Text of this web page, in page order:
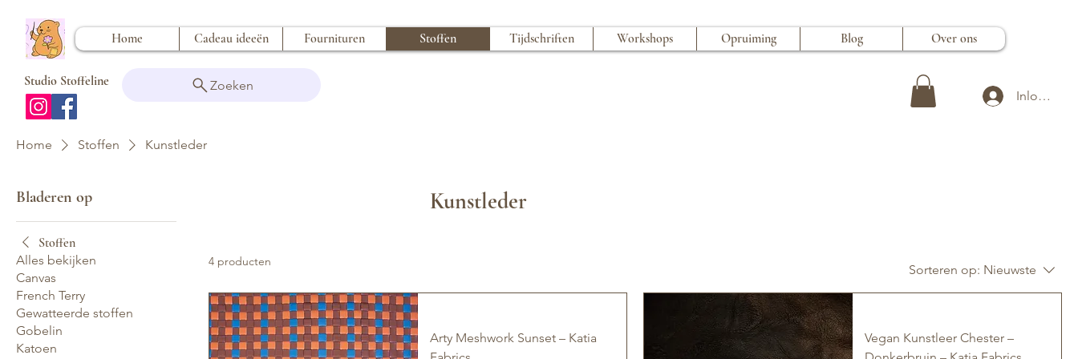
Home Cadeau ideeën Fournituren Stoffen Tijdschriften Workshops Opruiming Blog Over ons
Studio Stoffeline Zoeken
Inloggen
Home Stoffen Kunstleder
Bladeren op
Stoffen
Alles bekijken
Canvas
French Terry
Gewatteerde stoffen
Gobelin
Katoen
Kunstleder
4 producten
Sorteren op: Nieuwste
Arty Meshwork Sunset – Katia
Vegan Kunstleer Chester –